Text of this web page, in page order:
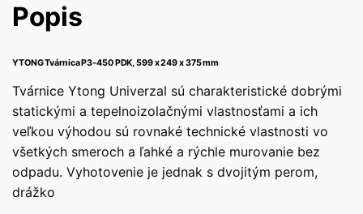
Popis
YTONG Tvárnica P3-450 PDK, 599 x 249 x 375 mm
Tvárnice Ytong Univerzal sú charakteristické dobrými
statickými a tepelnoizolačnými vlastnosťami a ich
veľkou výhodou sú rovnaké technické vlastnosti vo
všetkých smeroch a ľahké a rýchle murovanie bez
odpadu. Vyhotovenie je jednak s dvojitým perom,
drážko